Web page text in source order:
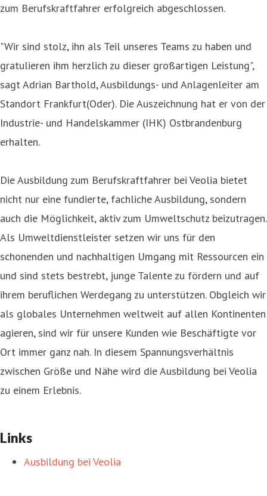
zum Berufskraftfahrer erfolgreich abgeschlossen.
"Wir sind stolz, ihn als Teil unseres Teams zu haben und
gratulieren ihm herzlich zu dieser großartigen Leistung",
sagt Adrian Barthold, Ausbildungs- und Anlagenleiter am
Standort Frankfurt(Oder). Die Auszeichnung hat er von der
Industrie- und Handelskammer (IHK) Ostbrandenburg
erhalten.
Die Ausbildung zum Berufskraftfahrer bei Veolia bietet
nicht nur eine fundierte, fachliche Ausbildung, sondern
auch die Möglichkeit, aktiv zum Umweltschutz beizutragen.
Als Umweltdienstleister setzen wir uns für den
schonenden und nachhaltigen Umgang mit Ressourcen ein
und sind stets bestrebt, junge Talente zu fördern und auf
ihrem beruflichen Werdegang zu unterstützen. Obgleich wir
als globales Unternehmen weltweit auf allen Kontinenten
agieren, sind wir für unsere Kunden wie Beschäftigte vor
Ort immer ganz nah. In diesem Spannungsverhältnis
zwischen Größe und Nähe wird die Ausbildung bei Veolia
zu einem Erlebnis.
Links
Ausbildung bei Veolia